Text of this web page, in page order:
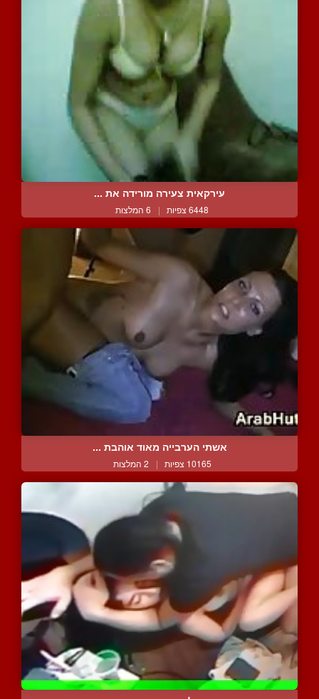
עירקאית צעירה מורידה את ...
6448 צפיות | 6 המלצות
אשתי הערבייה מאוד אוהבת ...
10165 צפיות | 2 המלצות